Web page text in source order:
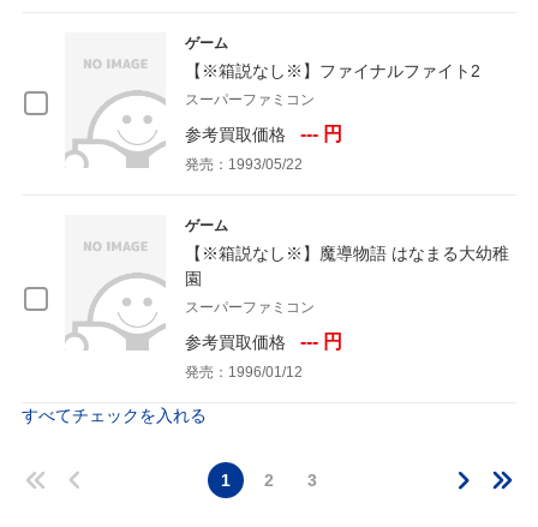
ゲーム
【※箱説なし※】ファイナルファイト2
スーパーファミコン
参考買取価格 --- 円
発売：1993/05/22
ゲーム
【※箱説なし※】魔導物語 はなまる大幼稚
園
スーパーファミコン
参考買取価格 --- 円
発売：1996/01/12
すべてチェックを入れる
1 2 3